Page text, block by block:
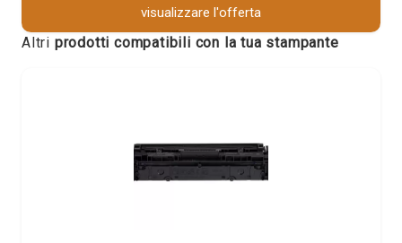
visualizzare l'offerta
Altri prodotti compatibili con la tua stampante